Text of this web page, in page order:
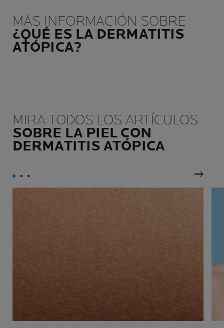
alérgicas, tendencia
acneica, tendencia atópica,
dañadas o debilitadas por
los tratamientos contra el
cáncer.
para garantizar la tolerancia
intacta y la eficacia en el
tiempo.
MÁS INFORMACIÓN SOBRE
¿QUÉ ES LA DERMATITIS
ATÓPICA?
MIRA TODOS LOS ARTÍCULOS
SOBRE LA PIEL CON
DERMATITIS ATÓPICA
Panel